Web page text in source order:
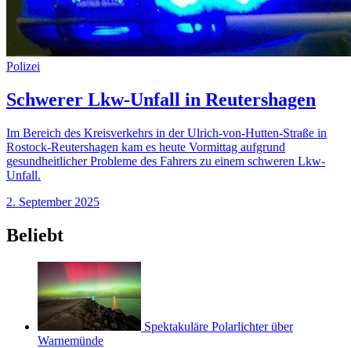
Polizei
Schwerer Lkw-Unfall in Reutershagen
Im Bereich des Kreisverkehrs in der Ulrich-von-Hutten-Straße in
Rostock-Reutershagen kam es heute Vormittag aufgrund
gesundheitlicher Probleme des Fahrers zu einem schweren Lkw-
Unfall.
2. September 2025
Beliebt
Spektakuläre Polarlichter über
Warnemünde